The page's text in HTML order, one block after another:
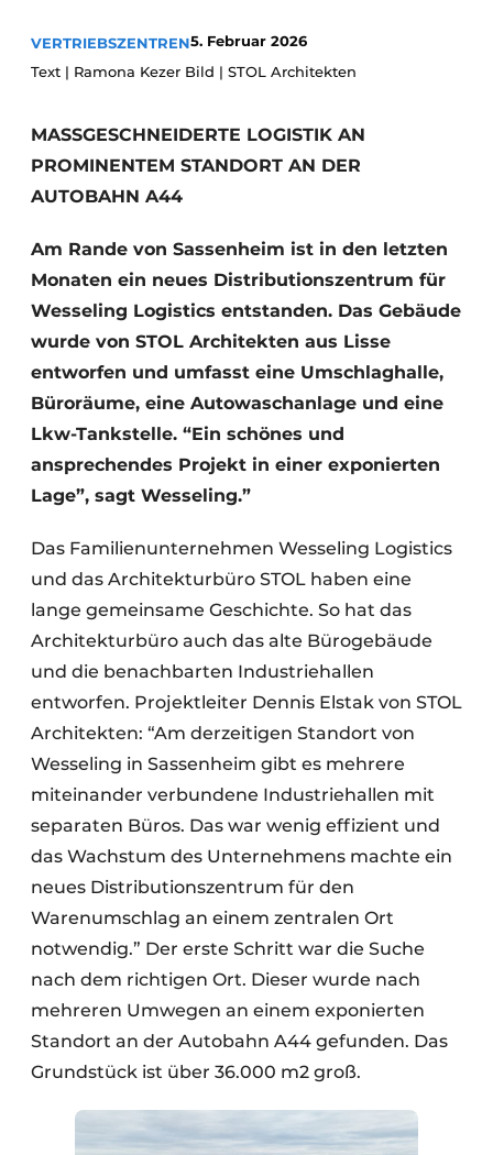
Datenschutz / Cookie-Erklärung
Ein Stellenangebot registrieren
Freie Stellen
Modularer Aufbau
VERTRIEBSZENTREN5. Februar 2026
Text | Ramona Kezer Bild | STOL Architekten
MASSGESCHNEIDERTE LOGISTIK AN
PROMINENTEM STANDORT AN DER
AUTOBAHN A44
Am Rande von Sassenheim ist in den letzten
Monaten ein neues Distributionszentrum für
Wesseling Logistics entstanden. Das Gebäude
wurde von STOL Architekten aus Lisse
entworfen und umfasst eine Umschlaghalle,
Büroräume, eine Autowaschanlage und eine
Lkw-Tankstelle. “Ein schönes und
ansprechendes Projekt in einer exponierten
Lage”, sagt Wesseling.”
Das Familienunternehmen Wesseling Logistics
und das Architekturbüro STOL haben eine
lange gemeinsame Geschichte. So hat das
Architekturbüro auch das alte Bürogebäude
und die benachbarten Industriehallen
entworfen. Projektleiter Dennis Elstak von STOL
Architekten: “Am derzeitigen Standort von
Wesseling in Sassenheim gibt es mehrere
miteinander verbundene Industriehallen mit
separaten Büros. Das war wenig effizient und
das Wachstum des Unternehmens machte ein
neues Distributionszentrum für den
Warenumschlag an einem zentralen Ort
notwendig.” Der erste Schritt war die Suche
nach dem richtigen Ort. Dieser wurde nach
mehreren Umwegen an einem exponierten
Standort an der Autobahn A44 gefunden. Das
Grundstück ist über 36.000 m2 groß.